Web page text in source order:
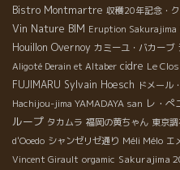
Bistro Montmartre 収穫20年記念・
Vin Nature BIM Eruption Sakurajima
Houillon Overnoy カミーユ・バカーブ
Aligoté Derain et Altaber cidre Le
FUJIMARU Sylvain Hoesch ドメール
Hachijou-jima YAMADAYA san レ・ぺ
ループ タカムラ 福岡の黄ちゃん 東京
d'Ooedo シャンゼリゼ通り Méli Mélo エ
Vincent Girault orgamic Sakurajima